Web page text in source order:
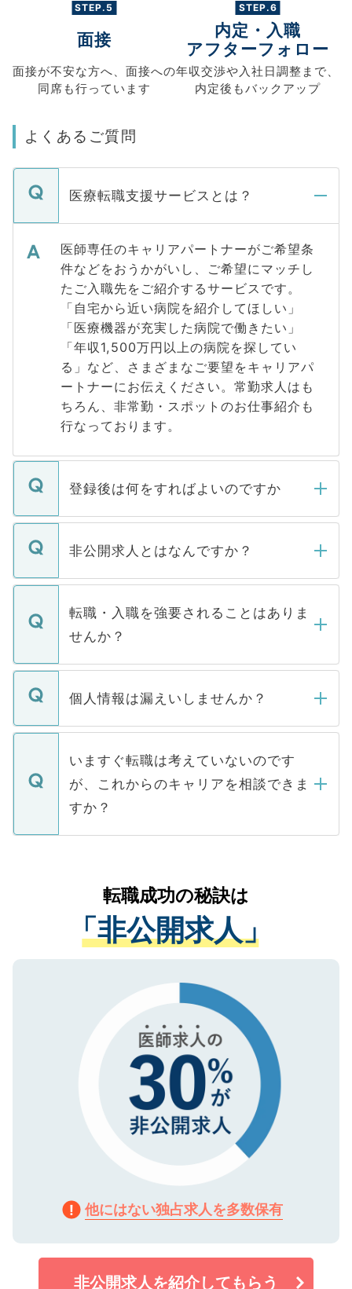
STEP.5
面接
面接が不安な方へ、 面接への
同席も行っています
STEP.6
内定・入職
アフターフォロー
年収交渉や入社日調整まで、
内定後もバックアップ
よくあるご質問
医療転職支援サービスとは？
医師専任のキャリアパートナーがご希望条
件などをおうかがいし、ご希望にマッチし
たご入職先をご紹介するサービスです。
「自宅から近い病院を紹介してほしい」
「医療機器が充実した病院で働きたい」
「年収1,500万円以上の病院を探してい
る」など、さまざまなご要望をキャリアパ
ートナーにお伝えください。常勤求人はも
ちろん、非常勤・スポットのお仕事紹介も
行なっております。
登録後は何をすればよいのですか
ご登録いただきましたら、弊社担当者がご
登録内容を確認し、その後メールもしくは
ます。通常、5営業日以内にはご連絡をせて
いただきますので、しばらくお待ちくださ
い。
非公開求人とはなんですか？
マイナビDOCTORで取り扱っている求人の
うち約3割は、Webサイトからご覧いただ
けない「非公開求人」です。非公開求人は
下記の理由によって、一般には公開してい
ません。
■応募殺到を避けるため 人気のある医療機
関を公にしてしまうと、応募が殺到する場
に、医療機関が求める条件に合った人材の
みを人材紹介会社に依頼するケースが増え
ています。
転職・入職を強要されることはありま
せんか？
転職・入職を強要することは一切ありませ
ん。また、仮に応募先から内定をいただい
定を承諾する必要はありません。内定先へ
の辞退の連絡はキャリアパートナーが行い
ますので、ご安心ください。
個人情報は漏えいしませんか？
個人情報が漏えいすることはありませんの
で、ご安心ください。当サイトからの登録
などで収集したご登録者様の個人情報は、
ご本人のキャリアアップおよび転職活動の
支援を目的に使用いたします。お預かりし
ているすべての個人データはご本人の許可
は、個人情報の取り扱いについての厳密な
管理基準を満たした事業者のみに付与され
る、プライバシーマークを取得済みです。
ご登録いただいた個人情報は、SSL（デー
で、機密保持に関してもご安心ください。
いますぐ転職は考えていないのです
が、これからのキャリアを相談できま
すか？
かがいして、現在の医療機関の状況や紹介
経験をまじえながら、適切なアドバイスを
させていただきます。すぐにご転職をされ
ない方には、長期的なサポートが可能です
ので、まずはご登録ください。
転職成功の秘訣は
「非公開求人」
他にはない独占求人を多数保有
非公開求人を紹介してもらう